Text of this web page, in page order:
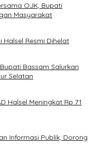
OJK, Bupati
Masyarakat
Halsel Resmi Dihelat
Bassam Salurkan
Selatan
Halsel Meningkat Rp 71
Informasi Publik, Dorong